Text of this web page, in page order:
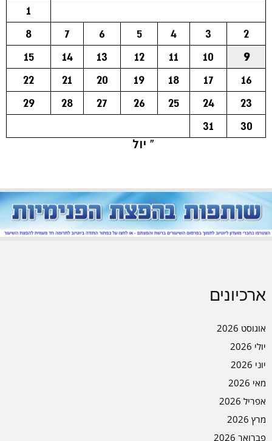
1
2
3
4
5
6
7
8
9
10
11
12
13
14
15
16
17
18
19
20
21
22
23
24
25
26
27
28
29
30
31
« יול
ארכיונים
אוגוסט 2026
יולי 2026
יוני 2026
מאי 2026
אפריל 2026
מרץ 2026
פברואר 2026